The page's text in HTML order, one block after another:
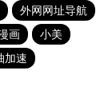
外网网址导航
画
小美
加速